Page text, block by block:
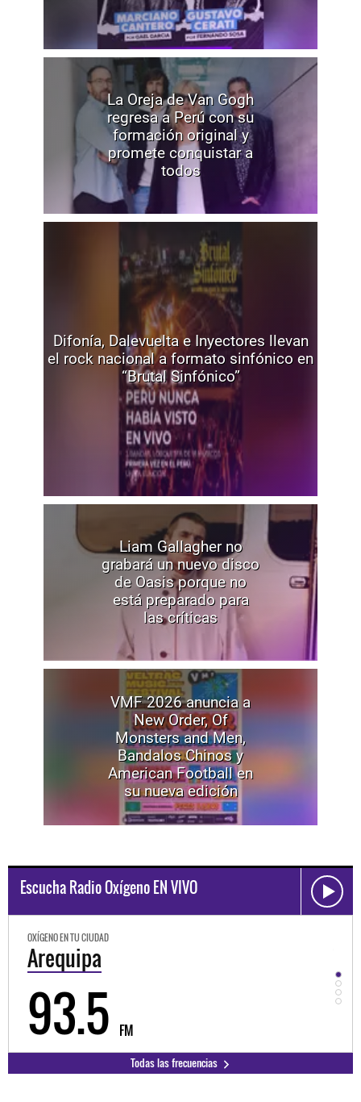
La Oreja de Van Gogh
regresa a Perú con su
formación original y
promete conquistar a
todos
Difonía, Dalevuelta e Inyectores llevan
el rock nacional a formato sinfónico en
“Brutal Sinfónico”
Liam Gallagher no
grabará un nuevo disco
de Oasis porque no
está preparado para
las críticas
VMF 2026 anuncia a
New Order, Of
Monsters and Men,
Bandalos Chinos y
American Football en
su nueva edición
Escucha Radio Oxígeno EN VIVO
OXÍGENO EN TU CIUDAD
Trujillo
98.3 FM
Todas las frecuencias